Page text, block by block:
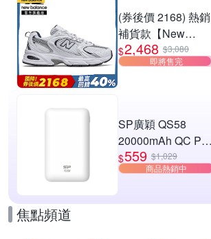
任選1件$559
W3) (網路獨家款)
(券後價 2168) 熱銷
補貨款【New
Balance】復古運動
鞋_中性_白銀
$2,468 $3,080
即將售完
SP廣穎 QS58
20000mAh QC PD
20W TypeC雙向快
充行動電源_具Wh
$559 $1,029
商品熱銷中
焦點頻道